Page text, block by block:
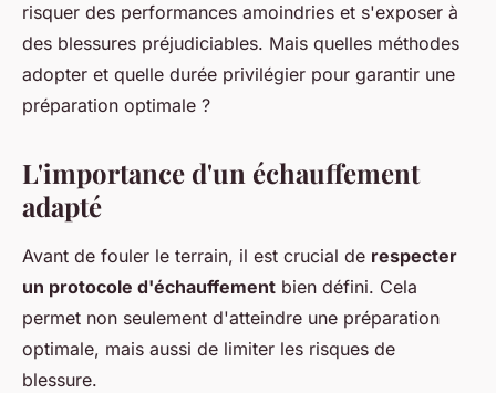
risquer des performances amoindries et s'exposer à
des blessures préjudiciables. Mais quelles méthodes
adopter et quelle durée privilégier pour garantir une
préparation optimale ?
L'importance d'un échauffement
adapté
Avant de fouler le terrain, il est crucial de respecter
un protocole d'échauffement bien défini. Cela
permet non seulement d'atteindre une préparation
optimale, mais aussi de limiter les risques de
blessure.